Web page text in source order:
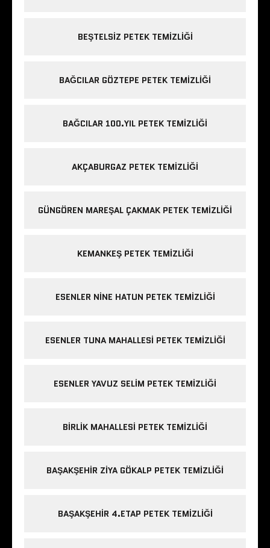
BEŞTELSIZ PETEK TEMIZLIĞI
BAĞCILAR GÖZTEPE PETEK TEMIZLIĞI
BAĞCILAR 100.YIL PETEK TEMIZLIĞI
AKÇABURGAZ PETEK TEMIZLIĞI
GÜNGÖREN MAREŞAL ÇAKMAK PETEK TEMIZLIĞI
KEMANKEŞ PETEK TEMIZLIĞI
ESENLER NINE HATUN PETEK TEMIZLIĞI
ESENLER TUNA MAHALLESI PETEK TEMIZLIĞI
ESENLER YAVUZ SELIM PETEK TEMIZLIĞI
BIRLIK MAHALLESI PETEK TEMIZLIĞI
BAŞAKŞEHIR ZIYA GÖKALP PETEK TEMIZLIĞI
BAŞAKŞEHIR 4.ETAP PETEK TEMIZLIĞI